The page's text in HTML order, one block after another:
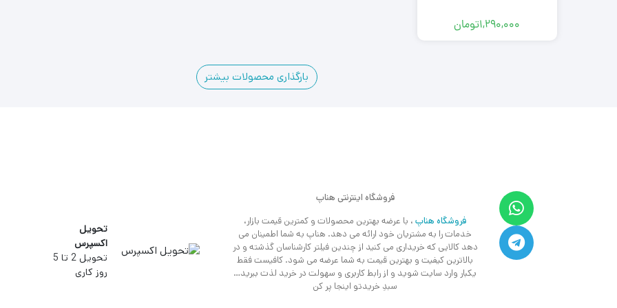
1,290,000تومان
بارگذاری محصولات بیشتر
فروشگاه اینترنتی هناپ
فروشگاه هناپ ، با عرضه بهترین محصولات و کمترین قیمت بازار،
خدمات را به مشتریان خود ارائه می دهد. هناپ به شما اطمینان می
دهد کالایی که خریداری می کنید از چندین فیلتر کارشناسان گذشته و در
بالاترین کیفیت و بهترین قیمت به شما عرضه می شود. کافیست فقط
یکبار وارد سایت شوید و از رابط کاربری و سهولت در خرید لذت ببرید…
سبدِ خریدتو اینجا پر کن
تحویل
اکسپرس
تحویل 2 تا 5
روز کاری